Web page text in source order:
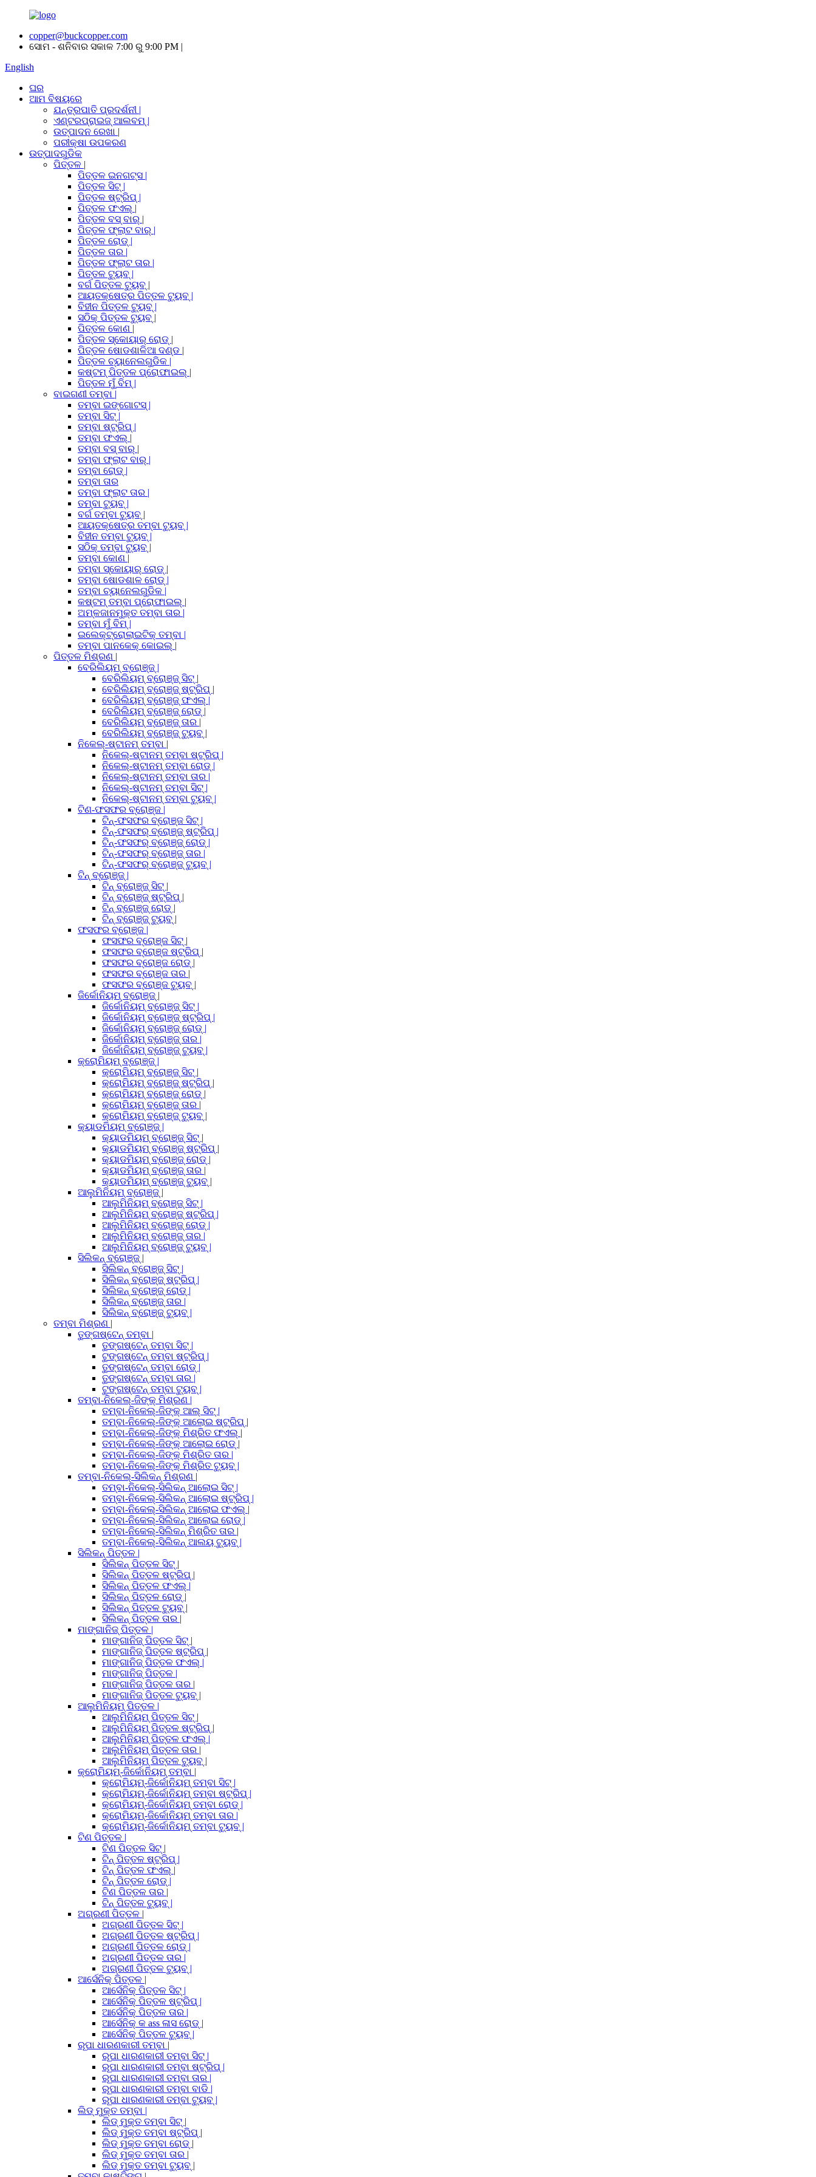
copper@buckcopper.com
ସୋମ - ଶନିବାର ସକାଳ 7:00 ରୁ 9:00 PM |
English
ଘର
ଆମ ବିଷୟରେ
ଯନ୍ତ୍ରପାତି ପ୍ରଦର୍ଶନୀ |
ଏଣ୍ଟରପ୍ରାଇଜ୍ ଆଲବମ୍ |
ଉତ୍ପାଦନ ରେଖା |
ପରୀକ୍ଷା ଉପକରଣ
ଉତ୍ପାଦଗୁଡିକ
ପିତ୍ତଳ |
ପିତ୍ତଳ ଇନଗଟ୍ସ |
ପିତ୍ତଳ ସିଟ୍ |
ପିତ୍ତଳ ଷ୍ଟ୍ରିପ୍ |
ପିତ୍ତଳ ଫଏଲ୍ |
ପିତ୍ତଳ ବସ୍ ବାର୍ |
ପିତ୍ତଳ ଫ୍ଲାଟ ବାର୍ |
ପିତ୍ତଳ ରୋଡ୍ |
ପିତ୍ତଳ ତାର |
ପିତ୍ତଳ ଫ୍ଲାଟ ତାର |
ପିତ୍ତଳ ଟ୍ୟୁବ୍ |
ବର୍ଗ ପିତ୍ତଳ ଟ୍ୟୁବ୍ |
ଆୟତକ୍ଷେତ୍ର ପିତ୍ତଳ ଟ୍ୟୁବ୍ |
ବିହୀନ ପିତ୍ତଳ ଟ୍ୟୁବ୍ |
ସଠିକ୍ ପିତ୍ତଳ ଟ୍ୟୁବ୍ |
ପିତ୍ତଳ କୋଣ |
ପିତ୍ତଳ ସ୍କୋୟାର୍ ରୋଡ୍ |
ପିତ୍ତଳ ଷୋଡଶାଳିଆ ଦଣ୍ଡ |
ପିତ୍ତଳ ଚ୍ୟାନେଲଗୁଡିକ |
କଷ୍ଟମ୍ ପିତ୍ତଳ ପ୍ରୋଫାଇଲ୍ |
ପିତ୍ତଳ ମୁଁ ବିମ୍ |
ବାଇଗଣୀ ତମ୍ବା |
ତମ୍ବା ଇଙ୍ଗୋଟସ୍ |
ତମ୍ବା ସିଟ୍ |
ତମ୍ବା ଷ୍ଟ୍ରିପ୍ |
ତମ୍ବା ଫଏଲ୍ |
ତମ୍ବା ବସ୍ ବାର୍ |
ତମ୍ବା ଫ୍ଲାଟ ବାର୍ |
ତମ୍ବା ରୋଡ୍ |
ତମ୍ବା ତାର
ତମ୍ବା ଫ୍ଲାଟ ତାର |
ତମ୍ବା ଟ୍ୟୁବ୍ |
ବର୍ଗ ତମ୍ବା ଟ୍ୟୁବ୍ |
ଆୟତକ୍ଷେତ୍ର ତମ୍ବା ଟ୍ୟୁବ୍ |
ବିହୀନ ତମ୍ବା ଟ୍ୟୁବ୍ |
ସଠିକ୍ ତମ୍ବା ଟ୍ୟୁବ୍ |
ତମ୍ବା କୋଣ |
ତମ୍ବା ସ୍କୋୟାର୍ ରୋଡ୍ |
ତମ୍ବା ଷୋଡଶାଳ ରୋଡ୍ |
ତମ୍ବା ଚ୍ୟାନେଲଗୁଡିକ |
କଷ୍ଟମ୍ ତମ୍ବା ପ୍ରୋଫାଇଲ୍ |
ଅମ୍ଳଜାନମୁକ୍ତ ତମ୍ବା ତାର |
ତମ୍ବା ମୁଁ ବିମ୍ |
ଇଲେକ୍ଟ୍ରୋଲାଇଟିକ୍ ତମ୍ବା |
ତମ୍ବା ପାନକେକ୍ କୋଇଲ୍ |
ପିତ୍ତଳ ମିଶ୍ରଣ |
ବେରିଲିୟମ୍ ବ୍ରୋଞ୍ଜ୍ |
ବେରିଲିୟମ୍ ବ୍ରୋଞ୍ଜ୍ ସିଟ୍ |
ବେରିଲିୟମ୍ ବ୍ରୋଞ୍ଜ୍ ଷ୍ଟ୍ରିପ୍ |
ବେରିଲିୟମ୍ ବ୍ରୋଞ୍ଜ୍ ଫଏଲ୍ |
ବେରିଲିୟମ୍ ବ୍ରୋଞ୍ଜ୍ ରୋଡ୍ |
ବେରିଲିୟମ୍ ବ୍ରୋଞ୍ଜ୍ ତାର |
ବେରିଲିୟମ୍ ବ୍ରୋଞ୍ଜ୍ ଟ୍ୟୁବ୍ |
ନିକେଲ୍-ଷ୍ଟାନମ୍ ତମ୍ବା |
ନିକେଲ୍-ଷ୍ଟାନମ୍ ତମ୍ବା ଷ୍ଟ୍ରିପ୍ |
ନିକେଲ୍-ଷ୍ଟାନମ୍ ତମ୍ବା ରୋଡ୍ |
ନିକେଲ୍-ଷ୍ଟାନମ୍ ତମ୍ବା ତାର |
ନିକେଲ୍-ଷ୍ଟାନମ୍ ତମ୍ବା ସିଟ୍ |
ନିକେଲ୍-ଷ୍ଟାନମ୍ ତମ୍ବା ଟ୍ୟୁବ୍ |
ଟିଣ-ଫସଫର ବ୍ରୋଞ୍ଜ |
ଟିନ୍-ଫସଫର ବ୍ରୋଞ୍ଜ ସିଟ୍ |
ଟିନ୍-ଫସଫର୍ ବ୍ରୋଞ୍ଜ୍ ଷ୍ଟ୍ରିପ୍ |
ଟିନ୍-ଫସଫର୍ ବ୍ରୋଞ୍ଜ୍ ରୋଡ୍ |
ଟିନ୍-ଫସଫର୍ ବ୍ରୋଞ୍ଜ୍ ତାର |
ଟିନ୍-ଫସଫର୍ ବ୍ରୋଞ୍ଜ୍ ଟ୍ୟୁବ୍ |
ଟିନ୍ ବ୍ରୋଞ୍ଜ୍ |
ଟିନ୍ ବ୍ରୋଞ୍ଜ୍ ସିଟ୍ |
ଟିନ୍ ବ୍ରୋଞ୍ଜ୍ ଷ୍ଟ୍ରିପ୍ |
ଟିନ୍ ବ୍ରୋଞ୍ଜ୍ ରୋଡ୍ |
ଟିନ୍ ବ୍ରୋଞ୍ଜ୍ ଟ୍ୟୁବ୍ |
ଫସଫର ବ୍ରୋଞ୍ଜ |
ଫସଫର ବ୍ରୋଞ୍ଜ ସିଟ୍ |
ଫସଫର ବ୍ରୋଞ୍ଜ ଷ୍ଟ୍ରିପ୍ |
ଫସଫର ବ୍ରୋଞ୍ଜ ରୋଡ୍ |
ଫସଫର ବ୍ରୋଞ୍ଜ ତାର |
ଫସଫର ବ୍ରୋଞ୍ଜ ଟ୍ୟୁବ୍ |
ଜିର୍କୋନିୟମ୍ ବ୍ରୋଞ୍ଜ୍ |
ଜିର୍କୋନିୟମ୍ ବ୍ରୋଞ୍ଜ୍ ସିଟ୍ |
ଜିର୍କୋନିୟମ୍ ବ୍ରୋଞ୍ଜ୍ ଷ୍ଟ୍ରିପ୍ |
ଜିର୍କୋନିୟମ୍ ବ୍ରୋଞ୍ଜ୍ ରୋଡ୍ |
ଜିର୍କୋନିୟମ୍ ବ୍ରୋଞ୍ଜ୍ ତାର |
ଜିର୍କୋନିୟମ୍ ବ୍ରୋଞ୍ଜ୍ ଟ୍ୟୁବ୍ |
କ୍ରୋମିୟମ୍ ବ୍ରୋଞ୍ଜ୍ |
କ୍ରୋମିୟମ୍ ବ୍ରୋଞ୍ଜ୍ ସିଟ୍ |
କ୍ରୋମିୟମ୍ ବ୍ରୋଞ୍ଜ୍ ଷ୍ଟ୍ରିପ୍ |
କ୍ରୋମିୟମ୍ ବ୍ରୋଞ୍ଜ୍ ରୋଡ୍ |
କ୍ରୋମିୟମ୍ ବ୍ରୋଞ୍ଜ୍ ତାର |
କ୍ରୋମିୟମ୍ ବ୍ରୋଞ୍ଜ୍ ଟ୍ୟୁବ୍ |
କ୍ୟାଡମିୟମ୍ ବ୍ରୋଞ୍ଜ୍ |
କ୍ୟାଡମିୟମ୍ ବ୍ରୋଞ୍ଜ୍ ସିଟ୍ |
କ୍ୟାଡମିୟମ୍ ବ୍ରୋଞ୍ଜ୍ ଷ୍ଟ୍ରିପ୍ |
କ୍ୟାଡମିୟମ୍ ବ୍ରୋଞ୍ଜ୍ ରୋଡ୍ |
କ୍ୟାଡମିୟମ୍ ବ୍ରୋଞ୍ଜ୍ ତାର |
କ୍ୟାଡମିୟମ୍ ବ୍ରୋଞ୍ଜ୍ ଟ୍ୟୁବ୍ |
ଆଲୁମିନିୟମ୍ ବ୍ରୋଞ୍ଜ୍ |
ଆଲୁମିନିୟମ୍ ବ୍ରୋଞ୍ଜ୍ ସିଟ୍ |
ଆଲୁମିନିୟମ୍ ବ୍ରୋଞ୍ଜ୍ ଷ୍ଟ୍ରିପ୍ |
ଆଲୁମିନିୟମ୍ ବ୍ରୋଞ୍ଜ୍ ରୋଡ୍ |
ଆଲୁମିନିୟମ୍ ବ୍ରୋଞ୍ଜ୍ ତାର |
ଆଲୁମିନିୟମ୍ ବ୍ରୋଞ୍ଜ୍ ଟ୍ୟୁବ୍ |
ସିଲିକନ୍ ବ୍ରୋଞ୍ଜ୍ |
ସିଲିକନ୍ ବ୍ରୋଞ୍ଜ୍ ସିଟ୍ |
ସିଲିକନ୍ ବ୍ରୋଞ୍ଜ୍ ଷ୍ଟ୍ରିପ୍ |
ସିଲିକନ୍ ବ୍ରୋଞ୍ଜ୍ ରୋଡ୍ |
ସିଲିକନ୍ ବ୍ରୋଞ୍ଜ୍ ତାର |
ସିଲିକନ୍ ବ୍ରୋଞ୍ଜ୍ ଟ୍ୟୁବ୍ |
ତମ୍ବା ମିଶ୍ରଣ |
ତୁଙ୍ଗଷ୍ଟେନ୍ ତମ୍ବା |
ତୁଙ୍ଗଷ୍ଟେନ୍ ତମ୍ବା ସିଟ୍ |
ଟୁଙ୍ଗଷ୍ଟେନ୍ ତମ୍ବା ଷ୍ଟ୍ରିପ୍ |
ତୁଙ୍ଗଷ୍ଟେନ୍ ତମ୍ବା ରୋଡ୍ |
ତୁଙ୍ଗଷ୍ଟେନ୍ ତମ୍ବା ତାର |
ଟୁଙ୍ଗଷ୍ଟେନ୍ ତମ୍ବା ଟ୍ୟୁବ୍ |
ତମ୍ବା-ନିକେଲ୍-ଜିଙ୍କ୍ ମିଶ୍ରଣ |
ତମ୍ବା-ନିକେଲ୍-ଜିଙ୍କ୍ ଆଲ୍ ସିଟ୍ |
ତମ୍ବା-ନିକେଲ୍-ଜିଙ୍କ୍ ଆଲୋଇ ଷ୍ଟ୍ରିପ୍ |
ତମ୍ବା-ନିକେଲ୍-ଜିଙ୍କ୍ ମିଶ୍ରିତ ଫଏଲ୍ |
ତମ୍ବା-ନିକେଲ୍-ଜିଙ୍କ୍ ଆଲୋଇ ରୋଡ୍ |
ତମ୍ବା-ନିକେଲ୍-ଜିଙ୍କ୍ ମିଶ୍ରିତ ତାର |
ତମ୍ବା-ନିକେଲ୍-ଜିଙ୍କ୍ ମିଶ୍ରିତ ଟ୍ୟୁବ୍ |
ତମ୍ବା-ନିକେଲ୍-ସିଲିକନ୍ ମିଶ୍ରଣ |
ତମ୍ବା-ନିକେଲ୍-ସିଲିକନ୍ ଆଲୋଇ ସିଟ୍ |
ତମ୍ବା-ନିକେଲ୍-ସିଲିକନ୍ ଆଲୋଇ ଷ୍ଟ୍ରିପ୍ |
ତମ୍ବା-ନିକେଲ୍-ସିଲିକନ୍ ଆଲୋଇ ଫଏଲ୍ |
ତମ୍ବା-ନିକେଲ୍-ସିଲିକନ୍ ଆଲୋଇ ରୋଡ୍ |
ତମ୍ବା-ନିକେଲ୍-ସିଲିକନ୍ ମିଶ୍ରିତ ତାର |
ତମ୍ବା-ନିକେଲ୍-ସିଲିକନ୍ ଆଲୟ ଟ୍ୟୁବ୍ |
ସିଲିକନ୍ ପିତ୍ତଳ |
ସିଲିକନ୍ ପିତ୍ତଳ ସିଟ୍ |
ସିଲିକନ୍ ପିତ୍ତଳ ଷ୍ଟ୍ରିପ୍ |
ସିଲିକନ୍ ପିତ୍ତଳ ଫଏଲ୍ |
ସିଲିକନ୍ ପିତ୍ତଳ ରୋଡ୍ |
ସିଲିକନ୍ ପିତ୍ତଳ ଟ୍ୟୁବ୍ |
ସିଲିକନ୍ ପିତ୍ତଳ ତାର |
ମାଙ୍ଗାନିଜ୍ ପିତ୍ତଳ |
ମାଙ୍ଗାନିଜ୍ ପିତ୍ତଳ ସିଟ୍ |
ମାଙ୍ଗାନିଜ୍ ପିତ୍ତଳ ଷ୍ଟ୍ରିପ୍ |
ମାଙ୍ଗାନିଜ୍ ପିତ୍ତଳ ଫଏଲ୍ |
ମାଙ୍ଗାନିଜ୍ ପିତ୍ତଳ |
ମାଙ୍ଗାନିଜ୍ ପିତ୍ତଳ ତାର |
ମାଙ୍ଗାନିଜ୍ ପିତ୍ତଳ ଟ୍ୟୁବ୍ |
ଆଲୁମିନିୟମ୍ ପିତ୍ତଳ |
ଆଲୁମିନିୟମ୍ ପିତ୍ତଳ ସିଟ୍ |
ଆଲୁମିନିୟମ୍ ପିତ୍ତଳ ଷ୍ଟ୍ରିପ୍ |
ଆଲୁମିନିୟମ୍ ପିତ୍ତଳ ଫଏଲ୍ |
ଆଲୁମିନିୟମ୍ ପିତ୍ତଳ ତାର |
ଆଲୁମିନିୟମ୍ ପିତ୍ତଳ ଟ୍ୟୁବ୍ |
କ୍ରୋମିୟମ୍-ଜିର୍କୋନିୟମ୍ ତମ୍ବା |
କ୍ରୋମିୟମ୍-ଜିର୍କୋନିୟମ୍ ତମ୍ବା ସିଟ୍ |
କ୍ରୋମିୟମ୍-ଜିର୍କୋନିୟମ୍ ତମ୍ବା ଷ୍ଟ୍ରିପ୍ |
କ୍ରୋମିୟମ୍-ଜିର୍କୋନିୟମ୍ ତମ୍ବା ରୋଡ୍ |
କ୍ରୋମିୟମ୍-ଜିର୍କୋନିୟମ୍ ତମ୍ବା ତାର |
କ୍ରୋମିୟମ୍-ଜିର୍କୋନିୟମ୍ ତମ୍ବା ଟ୍ୟୁବ୍ |
ଟିଣ ପିତ୍ତଳ |
ଟିଣ ପିତ୍ତଳ ସିଟ୍ |
ଟିନ୍ ପିତ୍ତଳ ଷ୍ଟ୍ରିପ୍ |
ଟିନ୍ ପିତ୍ତଳ ଫଏଲ୍ |
ଟିନ୍ ପିତ୍ତଳ ରୋଡ୍ |
ଟିଣ ପିତ୍ତଳ ତାର |
ଟିନ୍ ପିତ୍ତଳ ଟ୍ୟୁବ୍ |
ଅଗ୍ରଣୀ ପିତ୍ତଳ |
ଅଗ୍ରଣୀ ପିତ୍ତଳ ସିଟ୍ |
ଅଗ୍ରଣୀ ପିତ୍ତଳ ଷ୍ଟ୍ରିପ୍ |
ଅଗ୍ରଣୀ ପିତ୍ତଳ ରୋଡ୍ |
ଅଗ୍ରଣୀ ପିତ୍ତଳ ତାର |
ଅଗ୍ରଣୀ ପିତ୍ତଳ ଟ୍ୟୁବ୍ |
ଆର୍ସେନିକ୍ ପିତ୍ତଳ |
ଆର୍ସେନିକ୍ ପିତ୍ତଳ ସିଟ୍ |
ଆର୍ସେନିକ୍ ପିତ୍ତଳ ଷ୍ଟ୍ରିପ୍ |
ଆର୍ସେନିକ୍ ପିତ୍ତଳ ତାର |
ଆର୍ସେନିକ୍ କ ass ଳାସ ରୋଡ୍ |
ଆର୍ସେନିକ୍ ପିତ୍ତଳ ଟ୍ୟୁବ୍ |
ରୂପା ଧାରଣକାରୀ ତମ୍ବା |
ରୂପା ଧାରଣକାରୀ ତମ୍ବା ସିଟ୍ |
ରୂପା ଧାରଣକାରୀ ତମ୍ବା ଷ୍ଟ୍ରିପ୍ |
ରୂପା ଧାରଣକାରୀ ତମ୍ବା ତାର |
ରୂପା ଧାରଣକାରୀ ତମ୍ବା ବାଡି |
ରୂପା ଧାରଣକାରୀ ତମ୍ବା ଟ୍ୟୁବ୍ |
ଲିଡ୍ ମୁକ୍ତ ତମ୍ବା |
ଲିଡ୍ ମୁକ୍ତ ତମ୍ବା ସିଟ୍ |
ଲିଡ୍ ମୁକ୍ତ ତମ୍ବା ଷ୍ଟ୍ରିପ୍ |
ଲିଡ୍ ମୁକ୍ତ ତମ୍ବା ରୋଡ୍ |
ଲିଡ୍ ମୁକ୍ତ ତମ୍ବା ତାର |
ଲିଡ୍ ମୁକ୍ତ ତମ୍ବା ଟ୍ୟୁବ୍ |